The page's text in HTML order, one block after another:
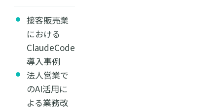
接客販売業
における
ClaudeCode
導入事例
法人営業で
のAI活用に
よる業務改